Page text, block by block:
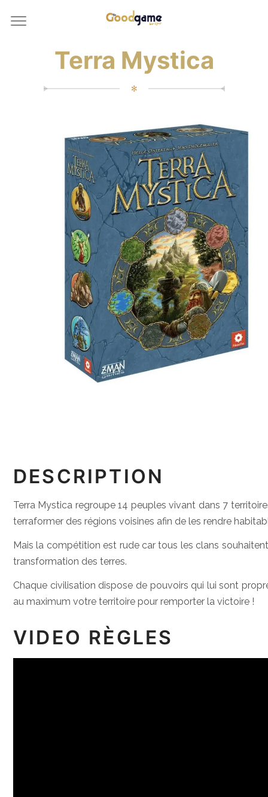
Terra Mystica
✻
DESCRIPTION
Terra Mystica regroupe 14 peuples vivant dans 7
terraformer des régions voisines afin de les rendre
Mais la compétition est rude car tous les clans
transformation des terres.
Chaque civilisation dispose de pouvoirs qui lui sont
au maximum votre territoire pour remporter la victoire !
VIDEO RÈGLES